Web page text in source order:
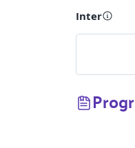
Inter